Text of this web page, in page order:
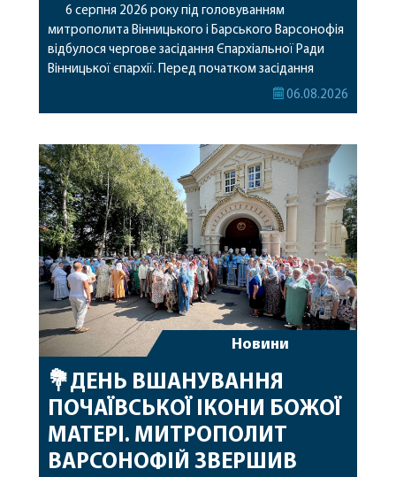
6 серпня 2026 року під головуванням
митрополита Вінницького і Барського Варсонофія
відбулося чергове засідання Єпархіальної Ради
Вінницької єпархії. Перед початком засідання
секретар Єпархіальної Ради від імені членів Ради
побажавши йому міцного здоров’я, Божої
допомоги, миру, духовної радості та
благословенних успіхів у подальшому
архіпастирському служінні. […]
06.08.2026
Новини
💐ДЕНЬ ВШАНУВАННЯ
ПОЧАЇВСЬКОЇ ІКОНИ БОЖОЇ
МАТЕРІ. МИТРОПОЛИТ
ВАРСОНОФІЙ ЗВЕРШИВ